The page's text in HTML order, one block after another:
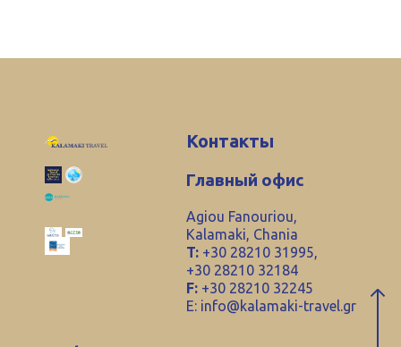
Контакты
Главный офис
Agiou Fanouriou,
Kalamaki, Chania
T: +30 28210 31995,
+30 28210 32184
F: +30 28210 32245
E: info@kalamaki-travel.gr